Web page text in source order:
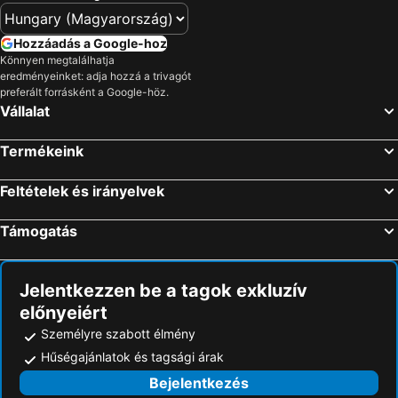
Birsalma Vendégház Markaz
Feketerigó Panzió
Opal
X. Kerület
Balatonszéplak
Puskás Ferenc Stadion
XII. Kerület
Déli pályaudvar
Siófok-Sóstó
Aranypart
Margitsziget
Belváros
Váci utca
Zugló
Szabadifürdő
Kispest
Bánki-tó
Szlovák Paradicsom Nemzeti Park
Hegyvidék
Szigetköz
Farkasmály-Gyöngyös
Parádfürdő
Hozzáadás a Google-hoz
Könnyen megtalálhatja
eredményeinket: adja hozzá a trivagót
preferált forrásként a Google-höz.
Vállalat
Termékeink
Feltételek és irányelvek
Támogatás
Jelentkezzen be a tagok exkluzív
előnyeiért
Személyre szabott élmény
Hűségajánlatok és tagsági árak
Bejelentkezés